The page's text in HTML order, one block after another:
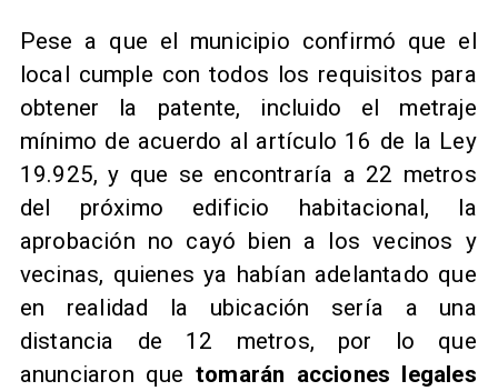
Pese a que el municipio confirmó que el
local cumple con todos los requisitos para
obtener la patente, incluido el metraje
mínimo de acuerdo al artículo 16 de la Ley
19.925, y que se encontraría a 22 metros
del próximo edificio habitacional, la
aprobación no cayó bien a los vecinos y
vecinas, quienes ya habían adelantado que
en realidad la ubicación sería a una
distancia de 12 metros, por lo que
anunciaron que tomarán acciones legales